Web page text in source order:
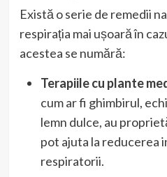
Există o serie de remedii
respirația mai ușoară în
acestea se numără:
Terapiile cu plante
cum ar fi ghimbirul,
lemn dulce, au
pot ajuta la reducerea
respiratorii.